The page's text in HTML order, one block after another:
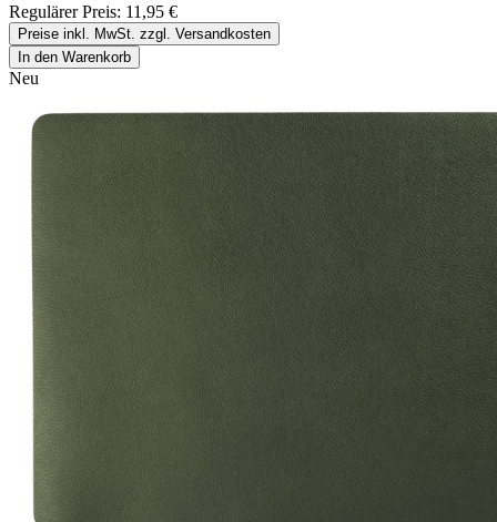
Regulärer Preis: 11,95 €
Preise inkl. MwSt. zzgl. Versandkosten
In den Warenkorb
Neu